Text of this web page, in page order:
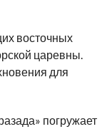
восточных
царевны.
для
погружает